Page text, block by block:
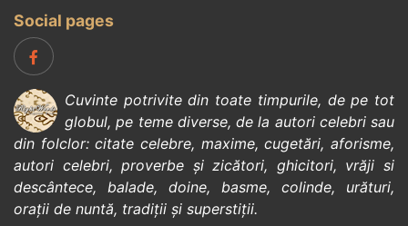
Social pages
Cuvinte potrivite din toate timpurile, de pe tot
globul, pe teme diverse, de la autori celebrisau
din folclor:citate celebre, maxime,cugetări,aforisme,
autori celebri,proverbe și zicători, ghicitori, vrăji si
descântece, balade, doine, basme, colinde, urături,
orații de nuntă, tradiții și superstiții.